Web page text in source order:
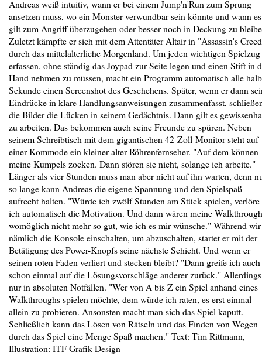
Andreas weiß intuitiv, wann er bei einem Jump'n'Run zum Sprung
ansetzen muss, wo ein Monster verwundbar sein könnte und wann es
gilt zum Angriff überzugehen oder besser noch in Deckung zu
Zuletzt kämpfte er sich mit dem Attentäter Altair in "Assassin's
durch das mittelalterliche Morgenland. Um jeden wichtigen
erfassen, ohne ständig das Joypad zur Seite legen und einen Stift in
Hand nehmen zu müssen, macht ein Programm automatisch alle
Sekunde einen Screenshot des Geschehens. Später, wenn er dann
Eindrücke in klare Handlungsanweisungen zusammenfasst,
die Bilder die Lücken in seinem Gedächtnis. Dann gilt es
zu arbeiten. Das bekommen auch seine Freunde zu spüren. Neben
seinem Schreibtisch mit dem gigantischen 42-Zoll-Monitor steht auf
einer Kommode ein kleiner alter Röhrenfernseher. "Auf dem können
meine Kumpels zocken. Dann stören sie nicht, solange ich arbeite."
Länger als vier Stunden muss man aber nicht auf ihn warten, denn
so lange kann Andreas die eigene Spannung und den Spielspaß
aufrecht halten. "Würde ich zwölf Stunden am Stück spielen, verlöre
ich automatisch die Motivation. Und dann wären meine
womöglich nicht mehr so gut, wie ich es mir wünsche." Während wir
nämlich die Konsole einschalten, um abzuschalten, startet er mit der
Betätigung des Power-Knopfs seine nächste Schicht. Und wenn er
seinen roten Faden verliert und stecken bleibt? "Dann greife ich auch
schon einmal auf die Lösungsvorschläge anderer zurück." Allerdings
nur in absoluten Notfällen. "Wer von A bis Z ein Spiel anhand eines
Walkthroughs spielen möchte, dem würde ich raten, es erst einmal
allein zu probieren. Ansonsten macht man sich das Spiel kaputt.
Schließlich kann das Lösen von Rätseln und das Finden von Wegen
durch das Spiel eine Menge Spaß machen." Text: Tim Rittmann,
Illustration: ITF Grafik Design